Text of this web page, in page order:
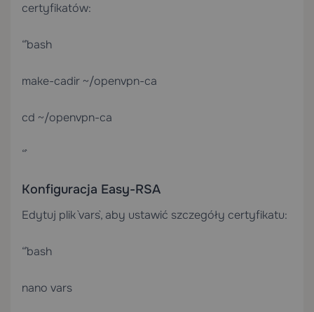
certyfikatów:
“`bash
make-cadir ~/openvpn-ca
cd ~/openvpn-ca
“`
Konfiguracja Easy-RSA
Edytuj plik `vars`, aby ustawić szczegóły certyfikatu:
“`bash
nano vars